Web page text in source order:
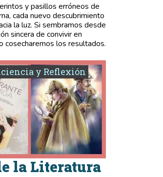
y pasillos erróneos de
cada nuevo descubrimiento
la luz. Si sembramos desde
sincera de convivir en
cosecharemos los resultados.
y Reflexión
la Literatura